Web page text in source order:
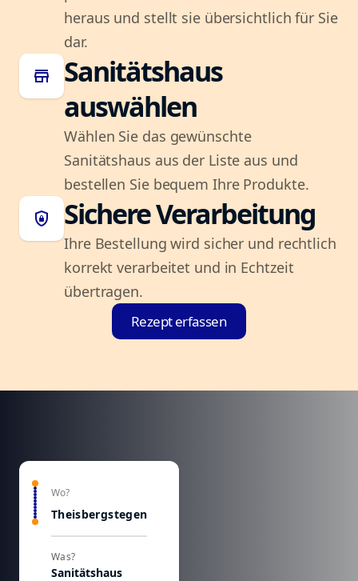
heraus und stellt sie übersichtlich für Sie
dar.
store
Sanitätshaus
auswählen
Wählen Sie das gewünschte
Sanitätshaus aus der Liste aus und
bestellen Sie bequem Ihre Produkte.
shield_lock Sichere Verarbeitung
Ihre Bestellung wird sicher und rechtlich
korrekt verarbeitet und in Echtzeit
übertragen.
Rezept erfassen
Wo?
Theisbergstegen
Was?
Sanitätshaus